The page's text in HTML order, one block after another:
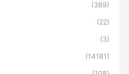
(389)
(22)
(3)
(14181)